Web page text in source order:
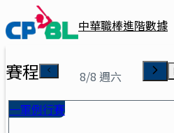
中華職棒進階數據
賽程 8/8 週六
一軍例行賽